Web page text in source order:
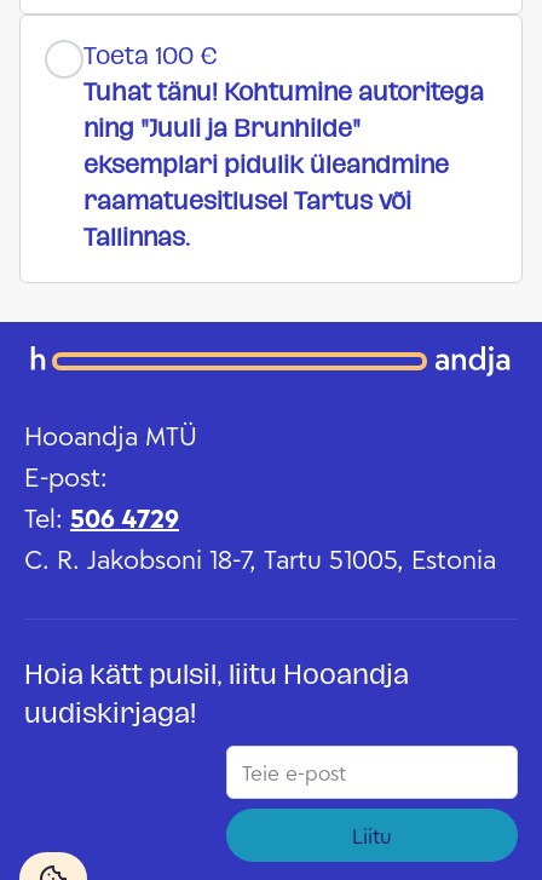
Toeta 100 €
Tuhat tänu! Kohtumine autoritega
ning "Juuli ja Brunhilde"
eksemplari pidulik üleandmine
raamatuesitlusel Tartus või
Tallinnas.
Hooandja MTÜ
E-post:
Tel: 506 4729
C. R. Jakobsoni 18-7, Tartu 51005, Estonia
Hoia kätt pulsil, liitu Hooandja
uudiskirjaga!
Liitu